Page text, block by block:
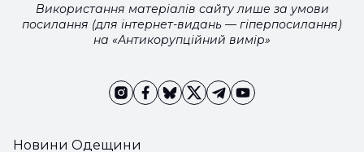
Новини Одещини
Використання матеріалів сайту лише за умови
посилання (для інтернет-видань — гіперпосилання)
на «Антикорупційний вимір»